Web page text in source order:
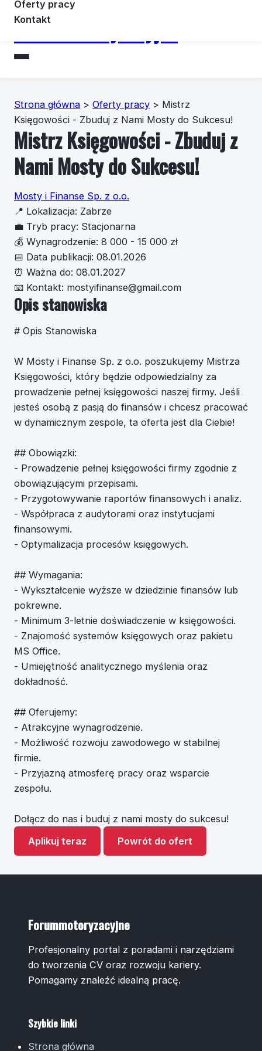
Forummotoryzacyjne
Oferty pracy
Kontakt
Strona główna > Oferty pracy > Mistrz
Księgowości - Zbuduj z Nami Mosty do Sukcesu!
Mistrz Księgowości - Zbuduj z
Nami Mosty do Sukcesu!
Mosty i Finanse Sp. z o.o.
📍 Lokalizacja: Zabrze
💼 Tryb pracy: Stacjonarna
💰 Wynagrodzenie: 8 000 - 15 000 zł
📅 Data publikacji: 08.01.2026
⏰ Ważna do: 08.01.2027
📧 Kontakt: mostyifinanse@gmail.com
Opis stanowiska
# Opis Stanowiska
W Mosty i Finanse Sp. z o.o. poszukujemy Mistrza
Księgowości, który będzie odpowiedzialny za
prowadzenie pełnej księgowości naszej firmy. Jeśli
jesteś osobą z pasją do finansów i chcesz pracować
w dynamicznym zespole, ta oferta jest dla Ciebie!
## Obowiązki:
- Prowadzenie pełnej księgowości firmy zgodnie z
obowiązującymi przepisami.
- Przygotowywanie raportów finansowych i analiz.
- Współpraca z audytorami oraz instytucjami
finansowymi.
- Optymalizacja procesów księgowych.
## Wymagania:
- Wykształcenie wyższe w dziedzinie finansów lub
pokrewne.
- Minimum 3-letnie doświadczenie w księgowości.
- Znajomość systemów księgowych oraz pakietu
MS Office.
- Umiejętność analitycznego myślenia oraz
dokładność.
## Oferujemy:
- Atrakcyjne wynagrodzenie.
- Możliwość rozwoju zawodowego w stabilnej
firmie.
- Przyjazną atmosferę pracy oraz wsparcie
zespołu.
Dołącz do nas i buduj z nami mosty do sukcesu!
Aplikuj teraz
Powrót do ofert
Forummotoryzacyjne
Profesjonalny portal z poradami i narzędziami
do tworzenia CV oraz rozwoju kariery.
Pomagamy znaleźć idealną pracę.
Szybkie linki
Strona główna